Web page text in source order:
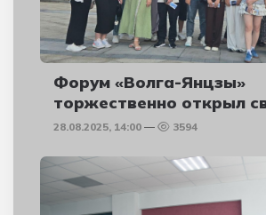
Форум «Волга-Янцзы»
торжественно открыл
28.08.2025, 14:00 3594